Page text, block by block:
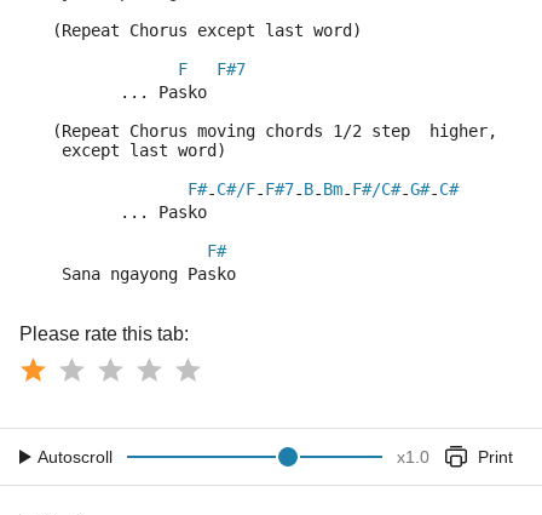
   (Repeat Chorus except last word)
F
F#7
          ... Pasko
   (Repeat Chorus moving chords 1/2 step
higher,
    except last word)
F#-C#/F-F#7-B-Bm-F#/C#-G#-C#
          ... Pasko
F#
    Sana ngayong Pasko
Please rate this tab:
Autoscroll x1.0 Print